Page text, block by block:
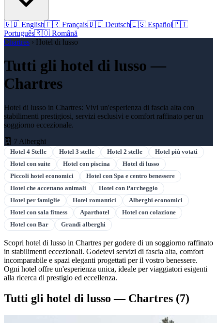
🇬🇧 English🇫🇷 Français🇩🇪 Deutsch🇪🇸 Español🇵🇹
Português🇷🇴 Română
Chartres › Hotel di lusso
Tutti gli hotel di lusso —
Chartres
Hotel di lusso in Chartres: Vivi un'esperienza di fascia alta con
stabilimenti prestigiosi, servizi esclusivi e comfort raffinato per un
soggiorno eccezionale.
7 Alberghi
Hotel 4 Stelle Hotel 3 stelle Hotel 2 stelle
Hotel più votati
Hotel con suite
Hotel con piscina
Hotel di lusso
Piccoli hotel economici
Hotel con Spa e centro benessere
Hotel che accettano animali
Hotel con Parcheggio
Hotel per famiglie
Hotel romantici
Alberghi economici
Hotel con sala fitness
Aparthotel
Hotel con colazione
Hotel con Bar
Grandi alberghi
Scopri hotel di lusso in Chartres per godere di un soggiorno raffinato
in stabilimenti eccezionali. Godetevi servizi di fascia alta, comfort
incomparabile e spazi eleganti progettati per il vostro benessere.
Ogni hotel offre un'esperienza unica, ideale per viaggiatori esigenti
alla ricerca di prestigio ed eccellenza.
Tutti gli hotel di lusso — Chartres (7)